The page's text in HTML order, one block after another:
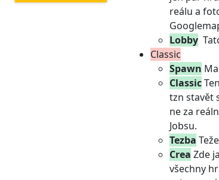
reálu a
Lobby
Classic
Spawn
Classic
tzn stavět
ne za
Jobsu.
Tezba
Crea Zde
všechny